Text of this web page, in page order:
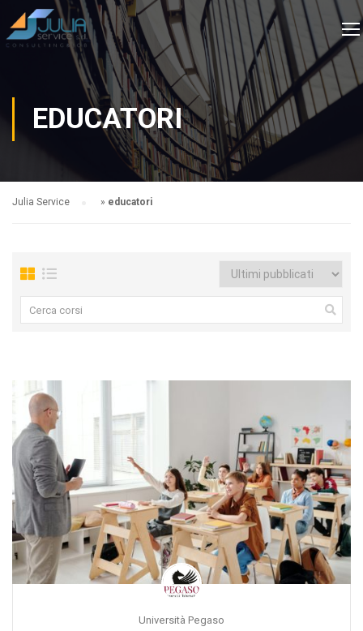
EDUCATORI
Julia Service » educatori
Università Pegaso